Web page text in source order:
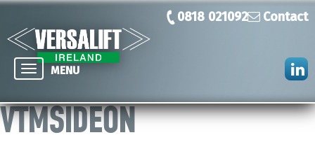
0818 021092 Contact
ToggleMENU
VTMSIDEON